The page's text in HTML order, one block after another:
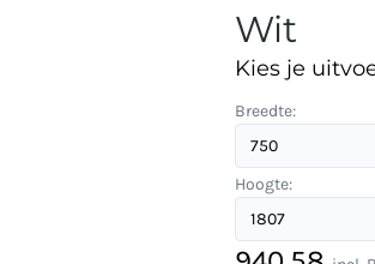
Wit
Kies je
Breedte:
Hoogte: